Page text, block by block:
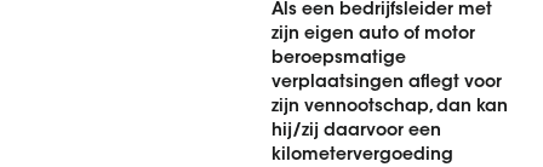
Als een bedrijfsleider met
zijn eigen auto of motor
beroepsmatige
verplaatsingen aflegt voor
zijn vennootschap, dan kan
hij/zij daarvoor een
kilometervergoeding